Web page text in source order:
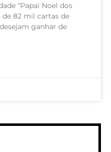
“Papai Noel dos
de 82 mil cartas de
ganhar de